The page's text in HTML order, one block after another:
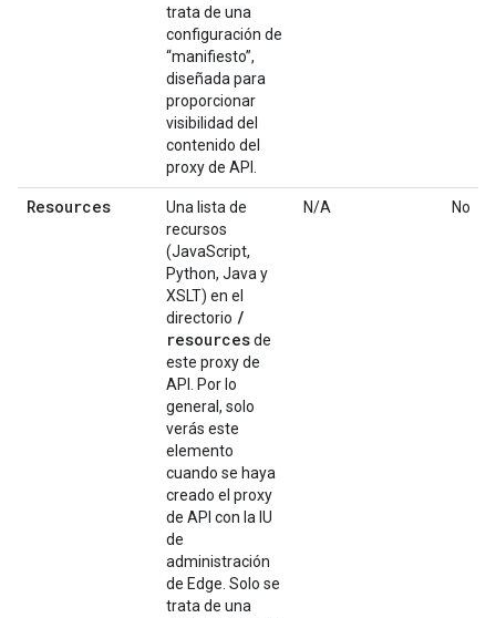
trata de una
configuración de
“manifiesto”,
diseñada para
proporcionar
visibilidad del
contenido del
proxy de API.
Resources
Una lista de
recursos
(JavaScript,
Python, Java y
XSLT) en el
directorio /
resourcesde
este proxy de
API. Por lo
general, solo
verás este
elemento
cuando se haya
creado el proxy
de API con la IU
de
administración
de Edge. Solo se
trata de una
N/A No